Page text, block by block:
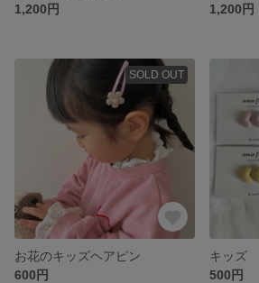
1,200円
1,200円
SOLD OUT
お花のキッズヘアピン
600円
キッズ
500円